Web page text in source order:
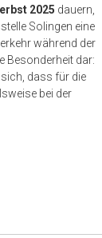
2025 dauern,
Solingen eine
während der
Besonderheit dar:
sich, dass für die
bei der